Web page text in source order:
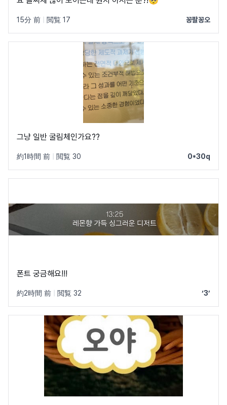
15分 前 閲覧 17 꽁팔꽁오
그냥 일반 굴림체인가요??
約1時間 前 閲覧 30 0*30q
폰트 궁금해요!!!
約2時間 前 閲覧 32 ‘3’